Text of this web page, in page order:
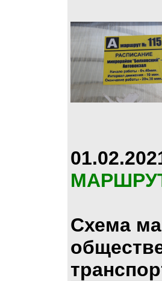
Схема